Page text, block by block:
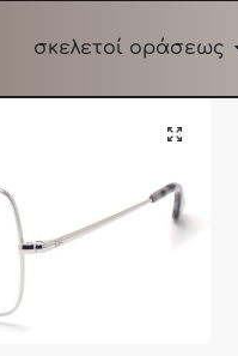
σκελετοί οράσεως